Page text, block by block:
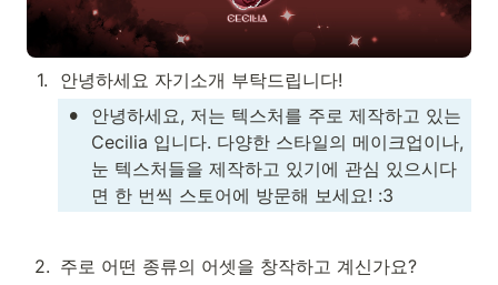
1. 안녕하세요 자기소개 부탁드립니다!
•
안녕하세요, 저는 텍스처를 주로 제작하고 있는
Cecilia 입니다. 다양한 스타일의 메이크업이나,
눈 텍스처들을 제작하고 있기에 관심 있으시다
면 한 번씩 스토어에 방문해 보세요! :3
2. 주로 어떤 종류의 어셋을 창작하고 계신가요?